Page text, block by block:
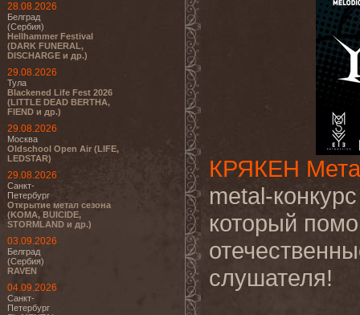
28.08.2026
Белград
(Сербия)
Hellhammer Festival
(DARK FUNERAL,
DISCHARGE и др.)
29.08.2026
Тула
Blackened Life Fest 2026
(LITTLE DEAD BERTHA,
FIEND и др.)
29.08.2026
Москва
Oldschool Open Air (LIFE,
LEDSTAR)
29.08.2026
Санкт-
Петербург
Открытие метал сезона
(KOMA, BUICIDE,
STORMLAND и др.)
03.09.2026
Белград
(Сербия)
RAVEN
04.09.2026
Санкт-
Петербург
КРЯКЕН
metal-
который
слушателя!